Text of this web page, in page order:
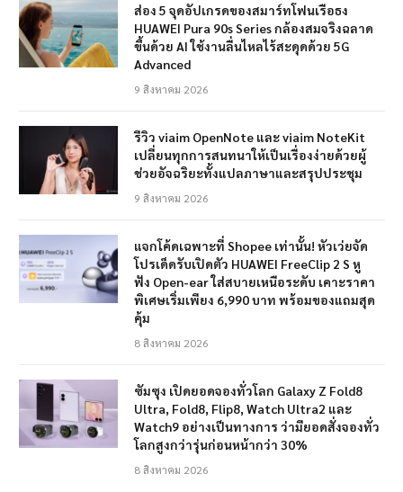
ส่อง 5 จุดอัปเกรดของสมาร์ทโฟนเรือธง
HUAWEI Pura 90s Series กล้องสมจริงฉลาด
ขึ้นด้วย AI ใช้งานลื่นไหลไร้สะดุดด้วย 5G
Advanced
9 สิงหาคม 2026
รีวิว viaim OpenNote และ viaim NoteKit
เปลี่ยนทุกการสนทนาให้เป็นเรื่องง่ายด้วยผู้
ช่วยอัจฉริยะทั้งแปลภาษาและสรุปประชุม
9 สิงหาคม 2026
แจกโค้ดเฉพาะที่ Shopee เท่านั้น! หัวเว่ยจัด
โปรเด็ดรับเปิดตัว HUAWEI FreeClip 2 S หู
ฟัง Open-ear ใส่สบายเหนือระดับ เคาะราคา
พิเศษเริ่มเพียง 6,990 บาท พร้อมของแถมสุด
คุ้ม
8 สิงหาคม 2026
ซัมซุง เปิดยอดจองทั่วโลก Galaxy Z Fold8
Ultra, Fold8, Flip8, Watch Ultra2 และ
Watch9 อย่างเป็นทางการ ว่ามียอดสั่งจองทั่ว
โลกสูงกว่ารุ่นก่อนหน้ากว่า 30%
8 สิงหาคม 2026